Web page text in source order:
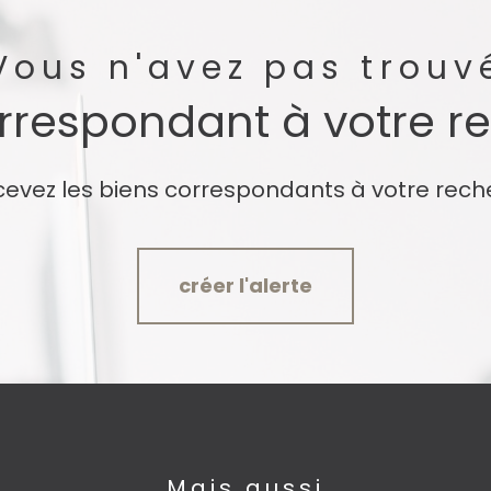
n'avez pas
à votre
les biens correspondants à votre
créer l'alerte